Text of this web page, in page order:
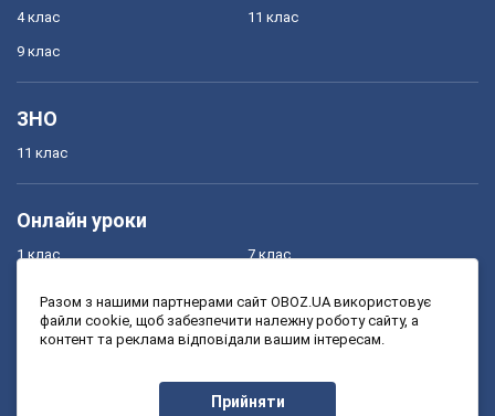
4 клас
9 клас
11 клас
ЗНО
11 клас
Онлайн уроки
1 клас
3 клас
7 клас
9 клас
Разом з нашими партнерами сайт OBOZ.UA використовує
файли cookie, щоб забезпечити належну роботу сайту, а
контент та реклама відповідали вашим інтересам.
Прийняти